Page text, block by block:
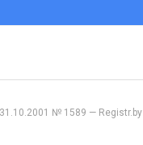
№ 1589 — Registr.by